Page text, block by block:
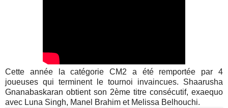
Cette année la catégorie CM2 a été remportée par 4
joueuses qui terminent le tournoi invaincues. Shaarusha
Gnanabaskaran obtient son 2ème titre consécutif, exaequo
avec Luna Singh, Manel Brahim et Melissa Belhouchi.